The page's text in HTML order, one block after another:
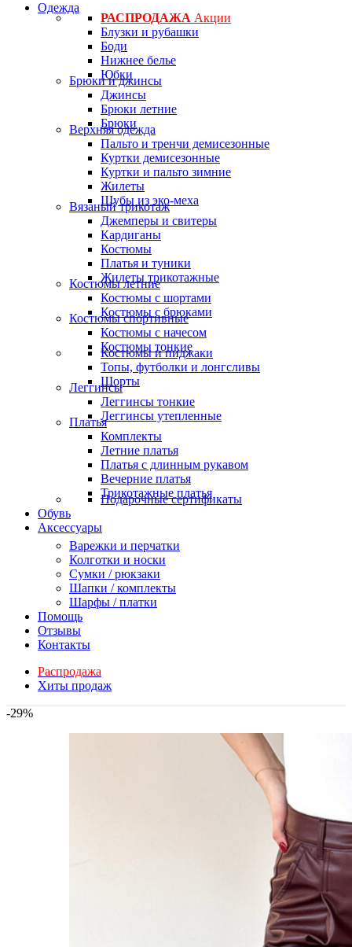
Одежда
РАСПРОДАЖА Акции
Блузки и рубашки
Боди
Нижнее белье
Юбки
Брюки и джинсы
Джинсы
Брюки летние
Брюки
Верхняя одежда
Пальто и тренчи демисезонные
Куртки демисезонные
Куртки и пальто зимние
Жилеты
Шубы из эко-меха
Вязаный трикотаж
Джемперы и свитеры
Кардиганы
Костюмы
Платья и туники
Жилеты трикотажные
Костюмы летние
Костюмы с шортами
Костюмы с брюками
Костюмы спортивные
Костюмы с начесом
Костюмы тонкие
Костюмы и пиджаки
Топы, футболки и лонгсливы
Шорты
Леггинсы
Леггинсы тонкие
Леггинсы утепленные
Платья
Комплекты
Летние платья
Платья с длинным рукавом
Вечерние платья
Трикотажные платья
Подарочные сертификаты
Обувь
Аксессуары
Варежки и перчатки
Колготки и носки
Сумки / рюкзаки
Шапки / комплекты
Шарфы / платки
Помощь
Отзывы
Контакты
Распродажа
Хиты продаж
-29%